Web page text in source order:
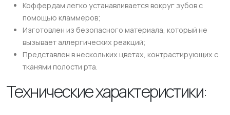
Коффердам легко устанавливается вокруг зубов с
помощью кламмеров;
Изготовлен из безопасного материала, который не
вызывает аллергических реакций;
Представлен в нескольких цветах, контрастирующих с
тканями полости рта.
Технические характеристики: